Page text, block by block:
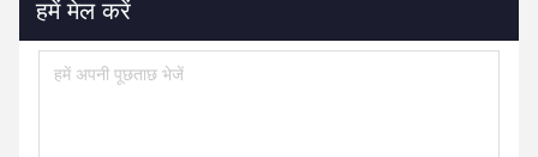
हमें मेल करें